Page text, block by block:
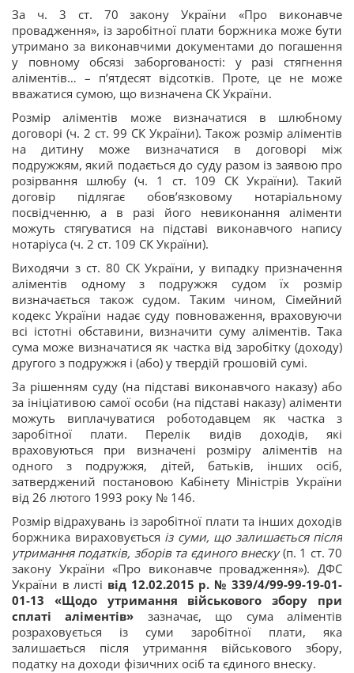
За ч. 3 ст. 70 закону України «Про виконавче
провадження», із заробітної плати боржника може бути
утримано за виконавчими документами до погашення
у повному обсязі заборгованості: у разі стягнення
аліментів… – п’ятдесят відсотків. Проте, це не може
вважатися сумою, що визначена СК України.
Розмір аліментів може визначатися в шлюбному
договорі (ч. 2 ст. 99 СК України). Також розмір аліментів
на дитину може визначатися в договорі між
подружжям, який подається до суду разом із заявою про
розірвання шлюбу (ч. 1 ст. 109 СК України). Такий
договір підлягає обов’язковому нотаріальному
посвідченню, а в разі його невиконання аліменти
можуть стягуватися на підставі виконавчого напису
нотаріуса (ч. 2 ст. 109 СК України).
Виходячи з ст. 80 СК України, у випадку призначення
аліментів одному з подружжя судом їх розмір
визначається також судом. Таким чином, Сімейний
кодекс України надає суду повноваження, враховуючи
всі істотні обставини, визначити суму аліментів. Така
сума може визначатися як частка від заробітку (доходу)
другого з подружжя і (або) у твердій грошовій сумі.
За рішенням суду (на підставі виконавчого наказу) або
за ініціативою самої особи (на підставі наказу) аліменти
можуть виплачуватися роботодавцем як частка з
заробітної плати. Перелік видів доходів, які
враховуються при визначені розміру аліментів на
одного з подружжя, дітей, батьків, інших осіб,
затверджений постановою Кабінету Міністрів України
від 26 лютого 1993 року № 146.
Розмір відрахувань із заробітної плати та інших доходів
боржника вираховується із суми, що залишається після
утримання податків, зборів та єдиного внеску(п. 1 ст. 70
закону України «Про виконавче провадження»). ДФС
України в листі від 12.02.2015 р. № 339/4/99-99-19-01-
01-13 «Щодо утримання військового збору при
сплаті аліментів» зазначає, що сума аліментів
розраховується із суми заробітної плати, яка
залишається після утримання військового збору,
податку на доходи фізичних осіб та єдиного внеску.